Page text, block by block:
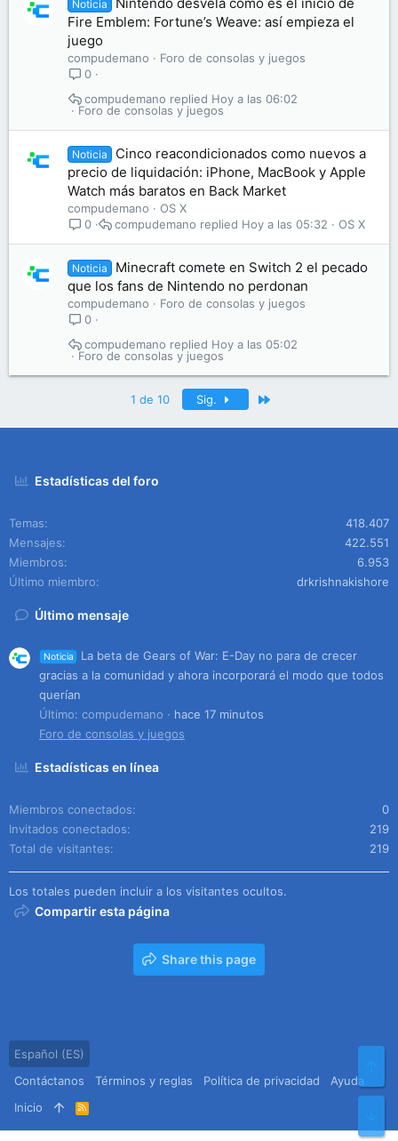
Noticia
Fire Emblem: Fortune’s Weave: así empieza el
juego
compudemano
Foro de consolas y juegos
0
Foro de consolas y juegos
Hoy a las 06:02
compudemano
Noticia
Cinco reacondicionados como nuevos a
precio de liquidación: iPhone, MacBook y Apple
Watch más baratos en Back Market
compudemano
OS X
0
OS X
Hoy a las 05:32
compudemano
Noticia
Minecraft comete en Switch 2 el pecado
que los fans de Nintendo no perdonan
compudemano
Foro de consolas y juegos
0
Foro de consolas y juegos
Hoy a las 05:02
compudemano
1 de 10 Sig.
Estadísticas del foro
Temas
418.407
Mensajes
422.551
Miembros
6.953
Último miembro
drkrishnakishore
Último mensaje
Noticia
La beta de Gears of War: E-Day no para de crecer
gracias a la comunidad y ahora incorporará el modo que todos
querían
Último: compudemano
hace 17 minutos
Foro de consolas y juegos
Estadísticas en línea
Miembros conectados
0
Invitados conectados
219
Total de visitantes
219
Los totales pueden incluir a los visitantes ocultos.
Compartir esta página
Share this page
Español (ES)
Contáctanos
Términos y reglas Política de privacidad
Ayuda
Inicio
R
S
S